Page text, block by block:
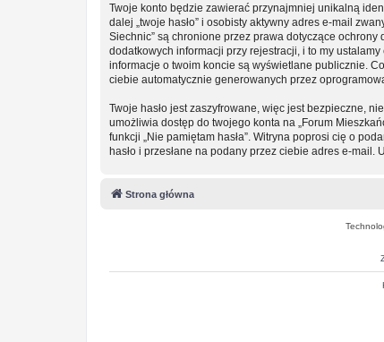
Twoje konto będzie zawierać przynajmniej unikalną
dalej „twoje hasło” i osobisty aktywny adres e-mail
Siechnic” są chronione przez prawa dotyczące
dodatkowych informacji przy rejestracji, i to my
informacje o twoim koncie są wyświetlane publicznie.
ciebie automatycznie generowanych przez
Twoje hasło jest zaszyfrowane, więc jest bezpieczne,
umożliwia dostęp do twojego konta na „Forum
funkcji „Nie pamiętam hasła”. Witryna poprosi cię o
hasło i przesłane na podany przez ciebie adres e-
Strona główna